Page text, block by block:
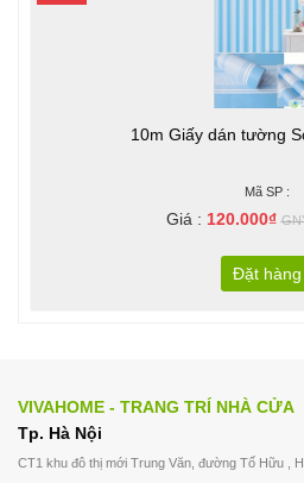
10m Giấy dán tường
Mã SP :
Giá : 120.000₫
Đặt hàng
VIVAHOME - TRANG TRÍ NHÀ CỬA
Tp. Hà Nội
CT1 khu đô thị mới Trung Văn, đường Tố Hữu ,